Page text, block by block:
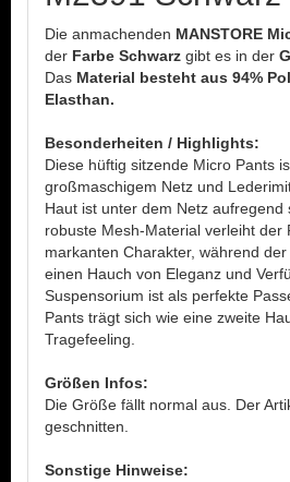
Die anmachenden MANSTORE
der Farbe Schwarz gibt es in der
Das Material besteht aus 94%
Elasthan.
Besonderheiten / Highlights:
Diese hüftig sitzende Micro Pants
großmaschigem Netz und
Haut ist unter dem Netz aufregend
robuste Mesh-Material verleiht der
markanten Charakter, während
einen Hauch von Eleganz und
Suspensorium ist als perfekte
Pants trägt sich wie eine zweite
Tragefeeling.
Größen Infos:
Die Größe fällt normal aus. Der
geschnitten.
Sonstige Hinweise: